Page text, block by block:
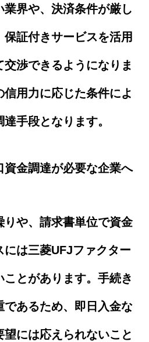
界や、決済条件が厳し
証付きサービスを活用
渉できるようになりま
用力に応じた条件によ
手段となります。
資金調達が必要な企業へ
りや、請求書単位で資金
は三菱UFJファクター
とがあります。手続き
であるため、即日入金な
望には応えられないこと